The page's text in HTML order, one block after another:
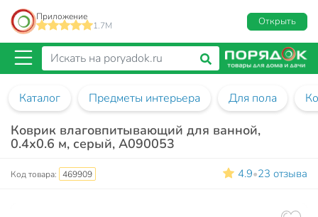
Приложение
1.7M
Открыть
Каталог Предметы интерьера Для пола
Коврик влаговпитывающий для ванной,
0.4х0.6 м, серый, A090053
Код товара: 469909 4.9•23 отзыва